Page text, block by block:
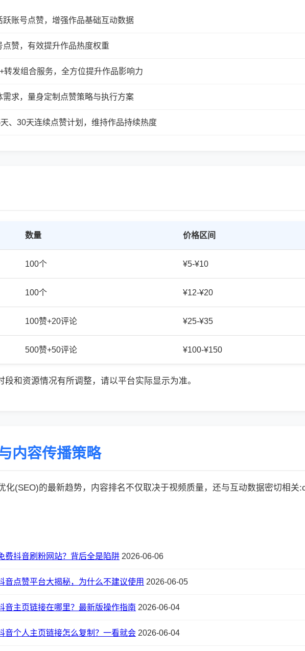
跃账号点赞，增强作品基础互动数据
点赞，有效提升作品热度权重
转发组合服务，全方位提升作品影响力
需求，量身定制点赞策略与执行方案
、30天连续点赞计划，维持作品持续热度
数量 价格区间
100个 ¥5-¥10
100个 ¥12-¥20
100赞+20评论 ¥25-¥35
500赞+50评论 ¥100-¥150
和资源情况有所调整，请以平台实际显示为准。
内容传播策略
化(SEO)的最新趋势，内容排名不仅取决于视频质量，还与互动数据密切相关
费抖音刷粉网站？背后全是陷阱 2026-06-06
音点赞平台大揭秘，为什么不建议使用 2026-06-05
音主页链接在哪里？最新版操作指南 2026-06-04
音个人主页链接怎么复制？一看就会 2026-06-04